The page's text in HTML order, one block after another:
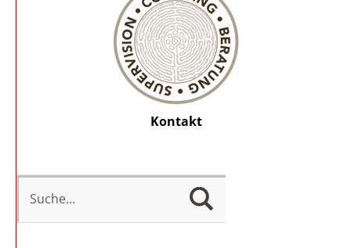
Kontakt